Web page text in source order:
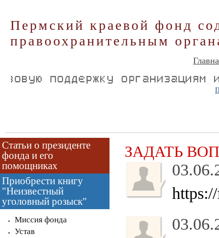
Пермский краевой фонд
правоохранительным
Статьи о президенте
фонда и его
помощниках
Приобрести книгу
"Неизвестный
уголовный розыск"
Миссия фонда
Устав
ЗАДАТЬ